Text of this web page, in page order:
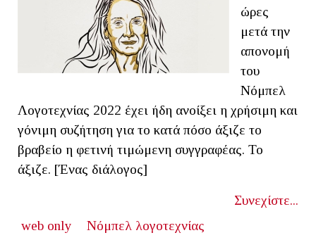
ώρες
μετά την
απονομή
του
Νόμπελ
Λογοτεχνίας 2022 έχει ήδη ανοίξει η χρήσιμη και
γόνιμη συζήτηση για το κατά πόσο άξιζε το
βραβείο η φετινή τιμώμενη συγγραφέας. Το
άξιζε. [Ένας διάλογος]
Συνεχίστε...
web only
Νόμπελ λογοτεχνίας